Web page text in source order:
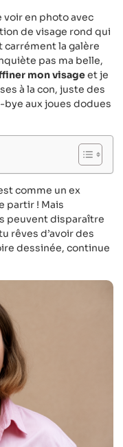
voir en photo avec
de visage rond qui
carrément la galère
pas ma belle,
mon visageet je
à la con, juste des
aux joues dodues
comme un ex
partir ! Mais
peuvent disparaître
rêves d’avoir des
dessinée, continue